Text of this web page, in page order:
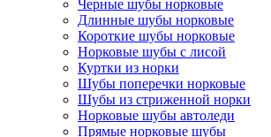
Черные шубы норковые
Длинные шубы норковые
Короткие шубы норковые
Норковые шубы с лисой
Куртки из норки
Шубы поперечки норковые
Шубы из стриженной норки
Норковые шубы автоледи
Прямые норковые шубы